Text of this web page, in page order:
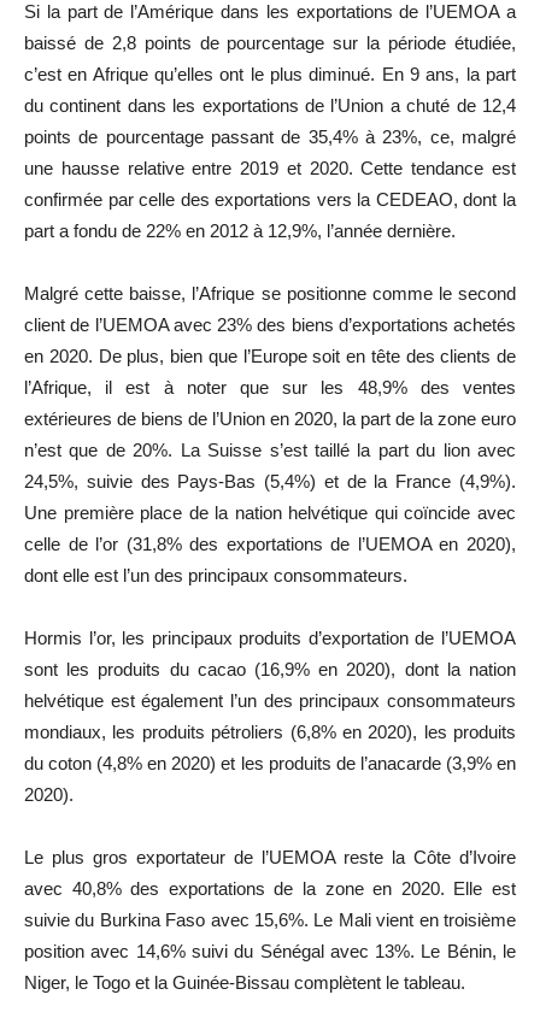
Si la part de l’Amérique dans les exportations de l’UEMOA a
baissé de 2,8 points de pourcentage sur la période étudiée,
c’est en Afrique qu’elles ont le plus diminué. En 9 ans, la part
du continent dans les exportations de l’Union a chuté de 12,4
points de pourcentage passant de 35,4% à 23%, ce, malgré
une hausse relative entre 2019 et 2020. Cette tendance est
confirmée par celle des exportations vers la CEDEAO, dont la
part a fondu de 22% en 2012 à 12,9%, l’année dernière.
Malgré cette baisse, l’Afrique se positionne comme le second
client de l’UEMOA avec 23% des biens d’exportations achetés
en 2020. De plus, bien que l’Europe soit en tête des clients de
l’Afrique, il est à noter que sur les 48,9% des ventes
extérieures de biens de l’Union en 2020, la part de la zone euro
n’est que de 20%. La Suisse s’est taillé la part du lion avec
24,5%, suivie des Pays-Bas (5,4%) et de la France (4,9%).
Une première place de la nation helvétique qui coïncide avec
celle de l’or (31,8% des exportations de l’UEMOA en 2020),
dont elle est l’un des principaux consommateurs.
Hormis l’or, les principaux produits d’exportation de l’UEMOA
sont les produits du cacao (16,9% en 2020), dont la nation
helvétique est également l’un des principaux consommateurs
mondiaux, les produits pétroliers (6,8% en 2020), les produits
du coton (4,8% en 2020) et les produits de l’anacarde (3,9% en
2020).
Le plus gros exportateur de l’UEMOA reste la Côte d’Ivoire
avec 40,8% des exportations de la zone en 2020. Elle est
suivie du Burkina Faso avec 15,6%. Le Mali vient en troisième
position avec 14,6% suivi du Sénégal avec 13%. Le Bénin, le
Niger, le Togo et la Guinée-Bissau complètent le tableau.